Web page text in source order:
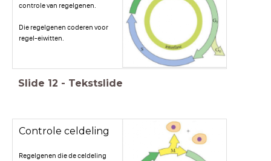
controle van regelgenen.
Die regelgenen coderen voor
regel-eiwitten.
Slide 12 - Tekstslide
Controle celdeling
Regelgenen die de celdeling